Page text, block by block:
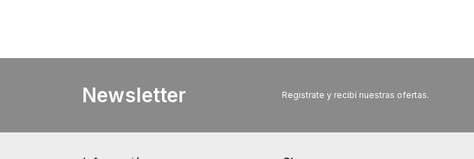
Newsletter Registrate y recibí nuestras ofertas.